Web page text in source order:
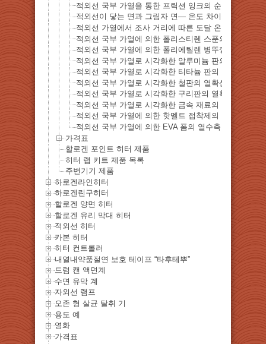
적외선 국부 가열을 통한 프릭션 잉크의 순간 소거
적외선이 닿는 면과 그림자 면— 온도 차이를 보여주
적외선 가열에서 조사 거리에 따른 도달 온도의 차이
적외선 국부 가열에 의한 폴리스티렌 스푼의 열변형
적외선 국부 가열에 의한 폴리에틸렌 병뚜껑의 열변형
적외선 국부 가열로 시각화한 알루미늄 판의 열확산 거
적외선 국부 가열로 시각화한 티타늄 판의 열확산 거동
적외선 국부 가열로 시각화한 철판의 열확산 거동
적외선 국부 가열로 시각화한 구리판의 열확산 거동
적외선 국부 가열로 시각화한 금속 재료의 열확산 비교
적외선 국부 가열에 의한 핫멜트 접착제의 연화·유동
적외선 국부 가열에 의한 EVA 폼의 열수축 및 탄화 거동
가격표
할로겐 포인트 히터 제품
히터 랩 키트 제품 목록
주변기기 제품
하로겐라인히터
하로겐린구히터
할로겐 양면 히터
할로겐 유리 막대 히터
적외선 히터
카본 히터
히터 컨트롤러
내열내약품절연 보호 테이프 “타후테뿌”
드럼 캔 액면계
수면 유막 계
자외선 램프
오존 형 살균 탈취 기
용도 예
영화
가격표